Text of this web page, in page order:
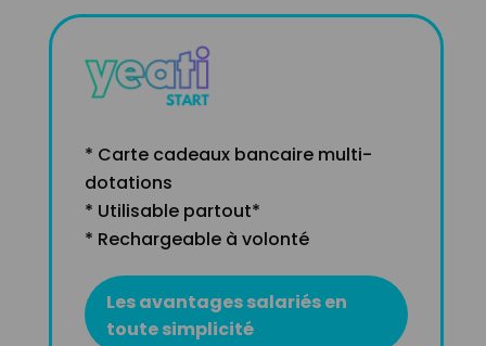
* Carte cadeaux bancaire multi-
dotations
* Utilisable partout*
* Rechargeable à volonté
Les avantages salariés en
toute simplicité